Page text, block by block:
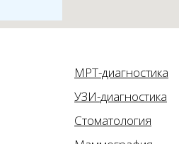
МРТ-диагностика
УЗИ-диагностика
Стоматология